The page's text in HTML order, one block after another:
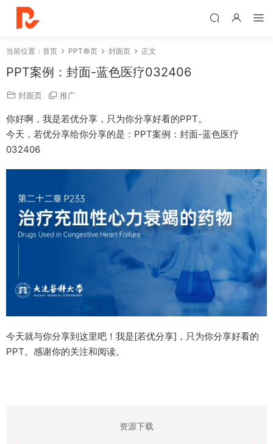
当前位置： 首页 PPT单页 封面页 正文
PPT案例：封面-蓝色医疗032406
封面页 推广
你好啊，我是若优分享，只为你分享好看的PPT。
今天，若优分享给你分享的是：PPT案例：封面-蓝色医疗
032406
今天就与你分享到这里吧！我是[若优分享]，只为你分享好看的
PPT。感谢你的关注和阅读。
资源下载